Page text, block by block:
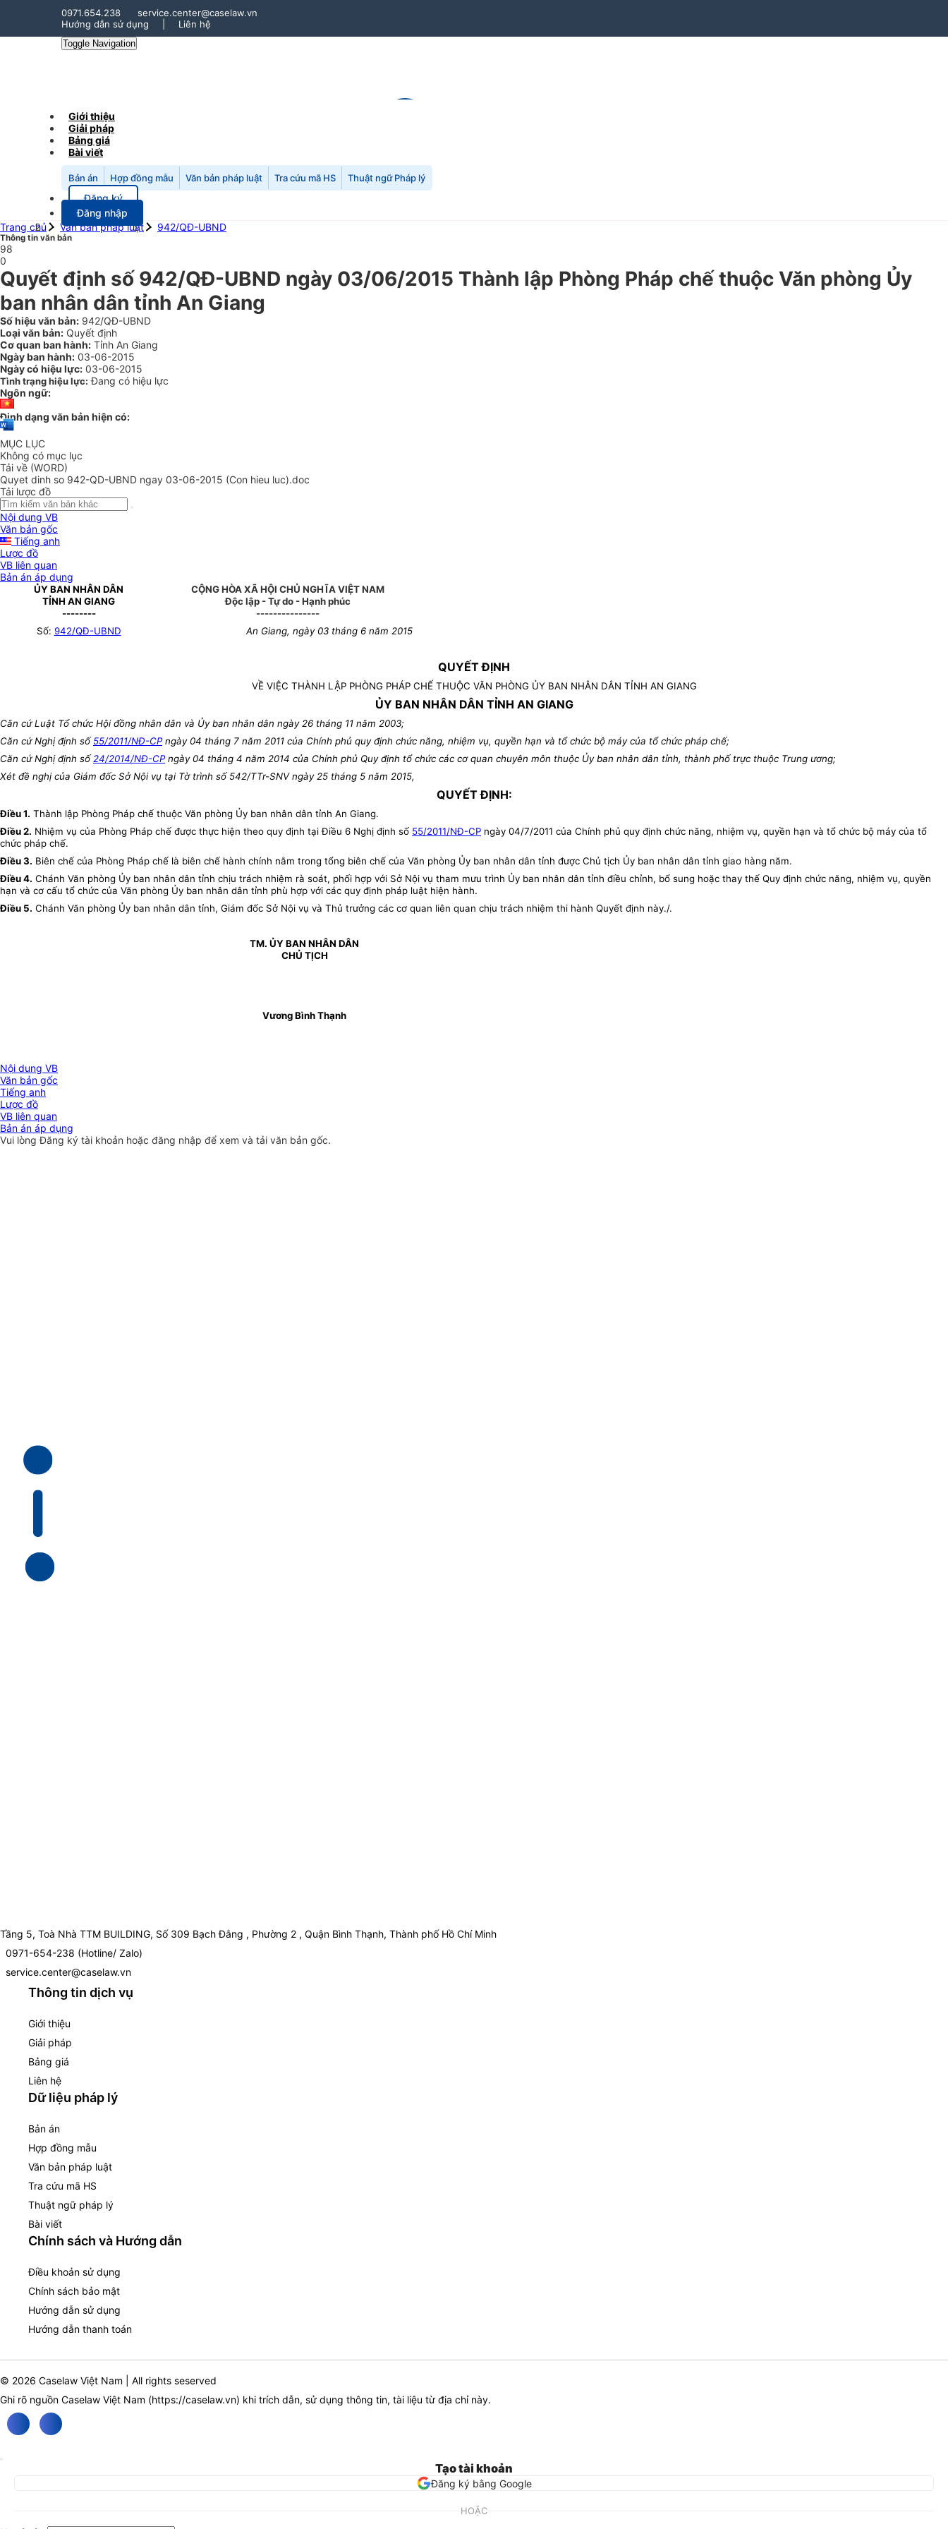
0971.654.238
service.center@caselaw.vn
Hướng dẫn sử dụng
Liên hệ
Toggle Navigation
Giới thiệu
Giải pháp
Bảng giá
Bài viết
Bản án Hợp đồng mẫu Văn bản pháp luật Tra cứu mã HS Thuật ngữ Pháp lý
Đăng ký
Đăng nhập
Trang chủ
Văn bản pháp luật 942/QĐ-UBND
Thông tin văn bản
98
0
Quyết định số 942/QĐ-UBND ngày 03/06/2015 Thành lập Phòng Pháp chế thuộc Văn phòng Ủy
ban nhân dân tỉnh An Giang
Số hiệu văn bản: 942/QĐ-UBND
Loại văn bản: Quyết định
Cơ quan ban hành: Tỉnh An Giang
Ngày ban hành: 03-06-2015
Ngày có hiệu lực: 03-06-2015
Tình trạng hiệu lực: Đang có hiệu lực
Ngôn ngữ:
Định dạng văn bản hiện có:
MỤC LỤC
Không có mục lục
Tải về (WORD)
Quyet dinh so 942-QD-UBND ngay 03-06-2015 (Con hieu luc).doc
Tải lược đồ
Nội dung VB
Văn bản gốc
Tiếng anh
Lược đồ
VB liên quan
Bản án áp dụng
ỦY BAN NHÂN DÂN
TỈNH AN GIANG
--------
CỘNG HÒA XÃ HỘI CHỦ NGHĨA VIỆT NAM
Độc lập - Tự do - Hạnh phúc
---------------
Số: 942/QĐ-UBND An Giang, ngày 03 tháng 6 năm 2015
QUYẾT ĐỊNH
VỀ VIỆC THÀNH LẬP PHÒNG PHÁP CHẾ THUỘC VĂN PHÒNG ỦY BAN NHÂN DÂN TỈNH AN GIANG
ỦY BAN NHÂN DÂN TỈNH AN GIANG
Căn cứ Luật Tổ chức Hội đồng nhân dân và Ủy ban nhân dân ngày 26 tháng 11 năm 2003;
Căn cứ Nghị định số55/2011/NĐ-CPngày 04 tháng 7 năm 2011 của Chính phủ quy định chức năng, nhiệm vụ, quyền hạn và tổ chức bộ máy của tổ chức pháp chế;
Căn cứ Nghị định số24/2014/NĐ-CPngày 04 tháng 4 năm 2014 của Chính phủ Quy định tổ chức các cơ quan chuyên môn thuộc Ủy ban nhân dân tỉnh, thành phố trực thuộc Trung ương;
Xét đề nghị của Giám đốc Sở Nội vụ tại Tờ trình số 542/TTr-SNV ngày 25 tháng 5 năm 2015,
QUYẾT ĐỊNH:
Điều 1. Thành lập Phòng Pháp chế thuộc Văn phòng Ủy ban nhân dân tỉnh An Giang.
Điều 2. Nhiệm vụ của Phòng Pháp chế được thực hiện theo quy định tại Điều 6 Nghị định số 55/2011/NĐ-CP ngày 04/7/2011 của Chính phủ quy định chức năng, nhiệm vụ, quyền hạn và tổ chức bộ máy của tổ
chức pháp chế.
Điều 3. Biên chế của Phòng Pháp chế là biên chế hành chính nằm trong tổng biên chế của Văn phòng Ủy ban nhân dân tỉnh được Chủ tịch Ủy ban nhân dân tỉnh giao hàng năm.
Điều 4. Chánh Văn phòng Ủy ban nhân dân tỉnh chịu trách nhiệm rà soát, phối hợp với Sở Nội vụ tham mưu trình Ủy ban nhân dân tỉnh điều chỉnh, bổ sung hoặc thay thế Quy định chức năng, nhiệm vụ, quyền
hạn và cơ cấu tổ chức của Văn phòng Ủy ban nhân dân tỉnh phù hợp với các quy định pháp luật hiện hành.
Điều 5. Chánh Văn phòng Ủy ban nhân dân tỉnh, Giám đốc Sở Nội vụ và Thủ trưởng các cơ quan liên quan chịu trách nhiệm thi hành Quyết định này./.
TM. ỦY BAN NHÂN DÂN
CHỦ TỊCH
Vương Bình Thạnh
Nội dung VB
Văn bản gốc
Tiếng anh
Lược đồ
VB liên quan
Bản án áp dụng
Vui lòngĐăng ký tài khoản hoặc đăng nhập để xem và tải văn bản gốc.
Tầng 5, Toà Nhà TTM BUILDING, Số 309 Bạch Đằng , Phường 2 , Quận Bình Thạnh, Thành phố Hồ Chí Minh
0971-654-238 (Hotline/ Zalo)
service.center@caselaw.vn
Thông tin dịch vụ
Giới thiệu
Giải pháp
Bảng giá
Liên hệ
Dữ liệu pháp lý
Bản án
Hợp đồng mẫu
Văn bản pháp luật
Tra cứu mã HS
Thuật ngữ pháp lý
Bài viết
Chính sách và Hướng dẫn
Điều khoản sử dụng
Chính sách bảo mật
Hướng dẫn sử dụng
Hướng dẫn thanh toán
© 2026 Caselaw Việt Nam | All rights seserved
Ghi rõ nguồn Caselaw Việt Nam (https://caselaw.vn) khi trích dẫn, sử dụng thông tin, tài liệu từ địa chỉ này.
Tạo tài khoản
Đăng ký bằng Google
HOẶC